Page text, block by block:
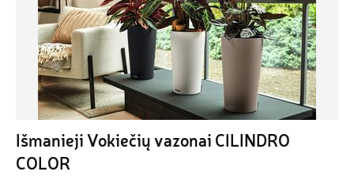
Išmanieji Vokiečių vazonai CILINDRO
COLOR